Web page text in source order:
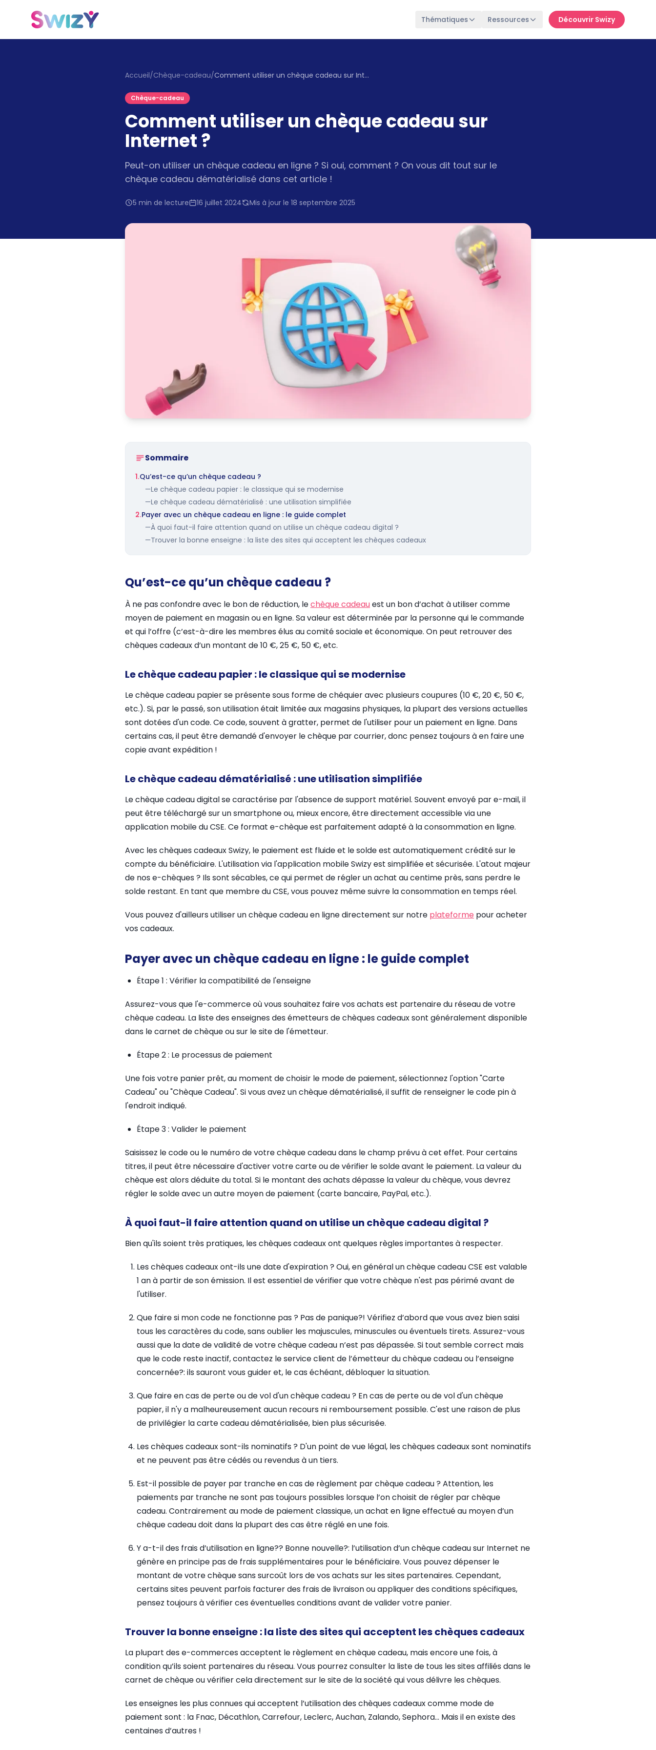
Thématiques Ressources Découvrir Swizy
Accueil/Chèque-cadeau/ Comment utiliser un chèque cadeau sur Internet ?
Chèque-cadeau
Comment utiliser un chèque cadeau sur
Internet ?
Peut-on utiliser un chèque cadeau en ligne ? Si oui, comment ? On vous dit tout sur le
chèque cadeau dématérialisé dans cet article !
5 min de lecture 16 juillet 2024 Mis à jour le 18 septembre 2025
Sommaire
1.Qu’est-ce qu’un chèque cadeau ?
—Le chèque cadeau papier : le classique qui se modernise
—Le chèque cadeau dématérialisé : une utilisation simplifiée
2.Payer avec un chèque cadeau en ligne : le guide complet
—À quoi faut-il faire attention quand on utilise un chèque cadeau digital ?
—Trouver la bonne enseigne : la liste des sites qui acceptent les chèques cadeaux
Qu’est-ce qu’un chèque cadeau ?
À ne pas confondre avec le bon de réduction, lechèque cadeauest un bon d’achat à utiliser comme
moyen de paiement en magasin ou en ligne. Sa valeur est déterminée par la personne qui le commande
et qui l’offre (c’est-à-dire les membres élus au comité sociale et économique. On peut retrouver des
chèques cadeaux d’un montant de 10 €, 25 €, 50 €, etc.
Le chèque cadeau papier : le classique qui se modernise
Le chèque cadeau papier se présente sous forme de chéquier avec plusieurs coupures (10 €, 20 €, 50 €,
etc.). Si, par le passé, son utilisation était limitée aux magasins physiques, la plupart des versions actuelles
sont dotées d'un code. Ce code, souvent à gratter, permet de l'utiliser pour un paiement en ligne. Dans
certains cas, il peut être demandé d'envoyer le chèque par courrier, donc pensez toujours à en faire une
copie avant expédition !
Le chèque cadeau dématérialisé : une utilisation simplifiée
Le chèque cadeau digital se caractérise par l'absence de support matériel. Souvent envoyé par e-mail, il
peut être téléchargé sur un smartphone ou, mieux encore, être directement accessible via une
application mobile du CSE. Ce format e-chèque est parfaitement adapté à la consommation en ligne.
Avec les chèques cadeaux Swizy, le paiement est fluide et le solde est automatiquement crédité sur le
compte du bénéficiaire. L'utilisation via l'application mobile Swizy est simplifiée et sécurisée. L'atout majeur
de nos e-chèques ? Ils sont sécables, ce qui permet de régler un achat au centime près, sans perdre le
solde restant. En tant que membre du CSE, vous pouvez même suivre la consommation en temps réel.
Vous pouvez d'ailleurs utiliser un chèque cadeau en ligne directement sur notre plateforme pour acheter
vos cadeaux.
Payer avec un chèque cadeau en ligne : le guide complet
Étape 1 : Vérifier la compatibilité de l'enseigne
Assurez-vous que l'e-commerce où vous souhaitez faire vos achats est partenaire du réseau de votre
chèque cadeau. La liste des enseignes des émetteurs de chèques cadeaux sont généralement disponible
dans le carnet de chèque ou sur le site de l'émetteur.
Étape 2 : Le processus de paiement
Une fois votre panier prêt, au moment de choisir le mode de paiement, sélectionnez l'option "Carte
Cadeau" ou "Chèque Cadeau". Si vous avez un chèque dématérialisé, il suffit de renseigner le code pin à
l'endroit indiqué.
Étape 3 : Valider le paiement
Saisissez le code ou le numéro de votre chèque cadeau dans le champ prévu à cet effet. Pour certains
titres, il peut être nécessaire d'activer votre carte ou de vérifier le solde avant le paiement. La valeur du
chèque est alors déduite du total. Si le montant des achats dépasse la valeur du chèque, vous devrez
régler le solde avec un autre moyen de paiement (carte bancaire, PayPal, etc.).
À quoi faut-il faire attention quand on utilise un chèque cadeau digital ?
Bien qu'ils soient très pratiques, les chèques cadeaux ont quelques règles importantes à respecter.
Les chèques cadeaux ont-ils une date d'expiration ? Oui, en général un chèque cadeau CSE est valable
1 an à partir de son émission. Il est essentiel de vérifier que votre chèque n'est pas périmé avant de
l'utiliser.
Que faire si mon code ne fonctionne pas ? Pas de panique?! Vérifiez d’abord que vous avez bien saisi
tous les caractères du code, sans oublier les majuscules, minuscules ou éventuels tirets. Assurez-vous
aussi que la date de validité de votre chèque cadeau n’est pas dépassée. Si tout semble correct mais
que le code reste inactif, contactez le service client de l’émetteur du chèque cadeau ou l’enseigne
concernée?: ils sauront vous guider et, le cas échéant, débloquer la situation.
Que faire en cas de perte ou de vol d'un chèque cadeau ? En cas de perte ou de vol d'un chèque
papier, il n'y a malheureusement aucun recours ni remboursement possible. C'est une raison de plus
de privilégier la carte cadeau dématérialisée, bien plus sécurisée.
Les chèques cadeaux sont-ils nominatifs ? D'un point de vue légal, les chèques cadeaux sont nominatifs
et ne peuvent pas être cédés ou revendus à un tiers.
Est-il possible de payer par tranche en cas de règlement par chèque cadeau ? Attention, les
paiements par tranche ne sont pas toujours possibles lorsque l’on choisit de régler par chèque
cadeau. Contrairement au mode de paiement classique, un achat en ligne effectué au moyen d’un
chèque cadeau doit dans la plupart des cas être réglé en une fois.
Y a-t-il des frais d’utilisation en ligne?? Bonne nouvelle?: l’utilisation d’un chèque cadeau sur Internet ne
génère en principe pas de frais supplémentaires pour le bénéficiaire. Vous pouvez dépenser le
montant de votre chèque sans surcoût lors de vos achats sur les sites partenaires. Cependant,
certains sites peuvent parfois facturer des frais de livraison ou appliquer des conditions spécifiques,
pensez toujours à vérifier ces éventuelles conditions avant de valider votre panier.
Trouver la bonne enseigne : la liste des sites qui acceptent les chèques cadeaux
La plupart des e-commerces acceptent le règlement en chèque cadeau, mais encore une fois, à
condition qu’ils soient partenaires du réseau. Vous pourrez consulter la liste de tous les sites affiliés dans le
carnet de chèque ou vérifier cela directement sur le site de la société qui vous délivre les chèques.
Les enseignes les plus connues qui acceptent l’utilisation des chèques cadeaux comme mode de
paiement sont : la Fnac, Décathlon, Carrefour, Leclerc, Auchan, Zalando, Sephora… Mais il en existe des
centaines d’autres !